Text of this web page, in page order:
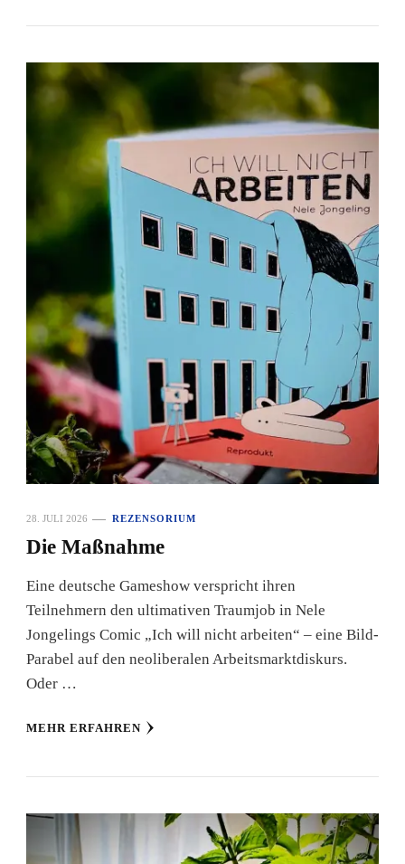
28. JULI 2026 REZENSORIUM
Die Maßnahme
Eine deutsche Gameshow verspricht ihren
Teilnehmern den ultimativen Traumjob in Nele
Jongelings Comic „Ich will nicht arbeiten“ – eine Bild-
Parabel auf den neoliberalen Arbeitsmarktdiskurs.
Oder …
MEHR ERFAHREN